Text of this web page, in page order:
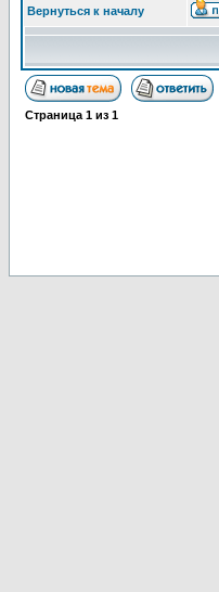
Вернуться к началу
Страница 1 из 1